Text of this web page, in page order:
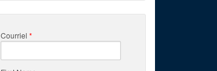
Courriel *